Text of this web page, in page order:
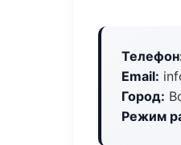
Email:
Город:
Режим